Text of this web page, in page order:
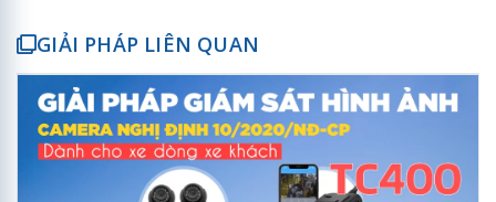
GIẢI PHÁP LIÊN QUAN